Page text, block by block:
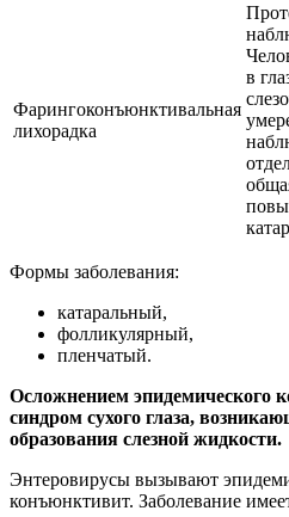
Фарингоконъюнктивальная
лихорадка
в
Формы заболевания:
катаральный,
фолликулярный,
пленчатый.
Осложнением эпидемического
синдром сухого глаза,
образования слезной жидкости.
Энтеровирусы вызывают
конъюнктивит. Заболевание